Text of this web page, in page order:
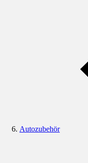
Autozubehör